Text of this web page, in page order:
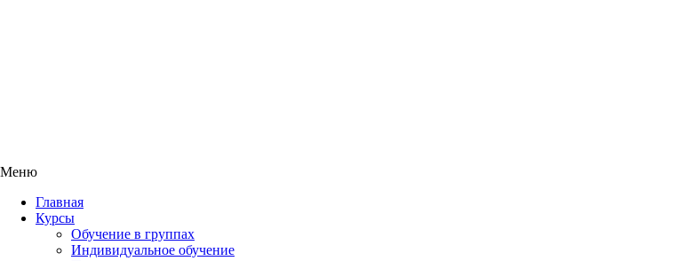
Меню
Главная
Курсы
Обучение в группах
Индивидуальное обучение